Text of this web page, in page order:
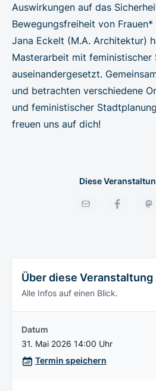
Auswirkungen auf das
Bewegungsfreiheit von
Jana Eckelt (M.A. Architektur)
Masterarbeit mit feministischer
auseinandergesetzt.
und betrachten verschiedene
und feministischer
freuen uns auf dich!
Diese
Über diese Veranstaltung
Alle Infos auf einen Blick.
Datum
31. Mai 2026 14:00 Uhr
Termin speichern